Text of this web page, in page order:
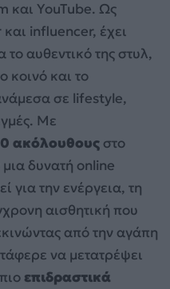
και YouTube. Ως
influencer, έχει
το αυθεντικό της στυλ,
κοινό και το
σε lifestyle,
Με
ακόλουθους στο
μια δυνατή online
για την ενέργεια, τη
αισθητική που
από την αγάπη
να μετατρέψει
επιδραστικά